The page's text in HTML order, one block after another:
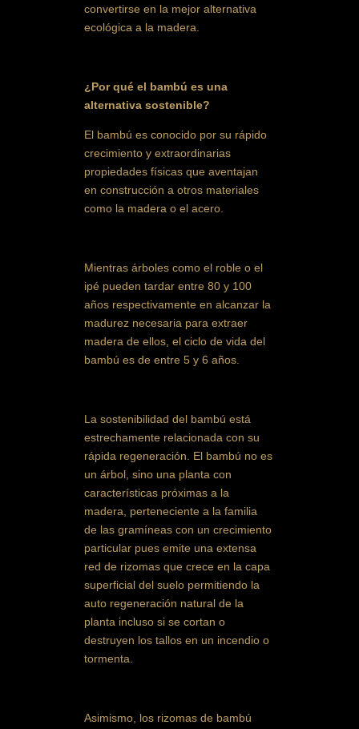
convertirse en la mejor alternativa
ecológica a la madera.
¿Por qué el bambú es una
alternativa sostenible?
El bambú es conocido por su rápido
crecimiento y extraordinarias
propiedades físicas que aventajan
en construcción a otros materiales
como la madera o el acero.
Mientras árboles como el roble o el
ipé pueden tardar entre 80 y 100
años respectivamente en alcanzar la
madurez necesaria para extraer
madera de ellos, el ciclo de vida del
bambú es de entre 5 y 6 años.
La sostenibilidad del bambú está
estrechamente relacionada con su
rápida regeneración. El bambú no es
un árbol, sino una planta con
características próximas a la
madera, perteneciente a la familia
de las gramíneas con un crecimiento
particular pues emite una extensa
red de rizomas que crece en la capa
superficial del suelo permitiendo la
auto regeneración natural de la
planta incluso si se cortan o
destruyen los tallos en un incendio o
tormenta.
Asimismo, los rizomas de bambú